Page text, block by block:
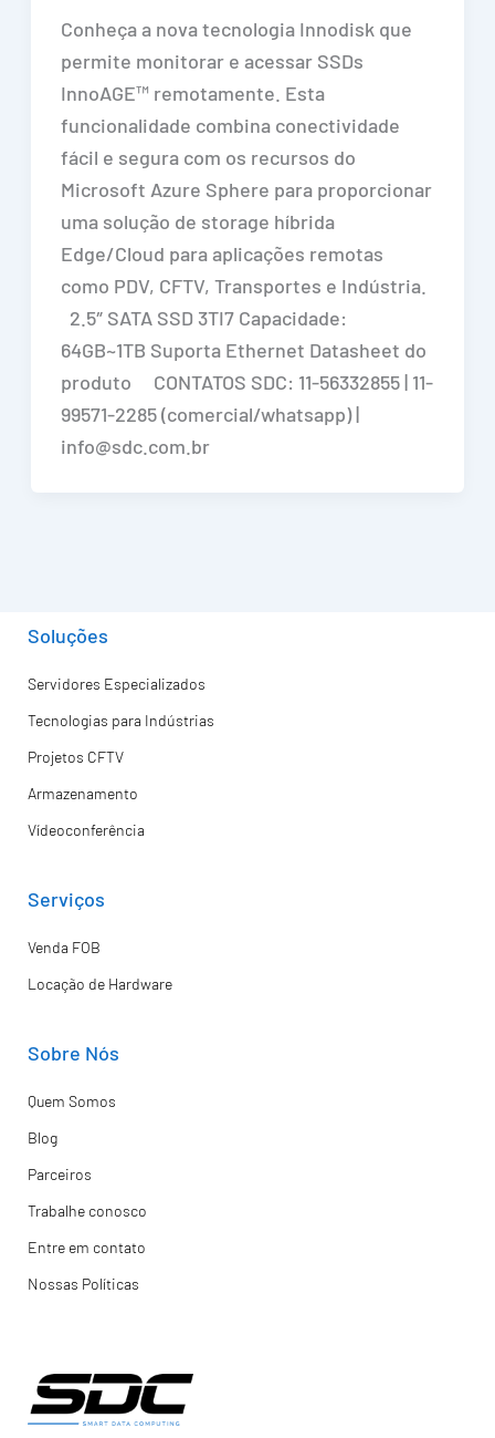
Conheça a nova tecnologia Innodisk que
permite monitorar e acessar SSDs
InnoAGE™ remotamente. Esta
funcionalidade combina conectividade
fácil e segura com os recursos do
Microsoft Azure Sphere para proporcionar
uma solução de storage híbrida
Edge/Cloud para aplicações remotas
como PDV, CFTV, Transportes e Indústria.
2.5″ SATA SSD 3TI7 Capacidade:
64GB~1TB Suporta Ethernet Datasheet do
produto CONTATOS SDC: 11-56332855 | 11-
99571-2285 (comercial/whatsapp) |
info@sdc.com.br
Soluções
Servidores Especializados
Tecnologias para Indústrias
Projetos CFTV
Armazenamento
Vídeoconferência
Serviços
Venda FOB
Locação de Hardware
Sobre Nós
Quem Somos
Blog
Parceiros
Trabalhe conosco
Entre em contato
Nossas Políticas